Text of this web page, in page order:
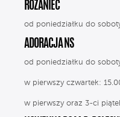
RÓŻANIEC
od poniedziałku do
ADORACJA NS
od poniedziałku do
w pierwszy czwartek:
w pierwszy oraz 3-ci